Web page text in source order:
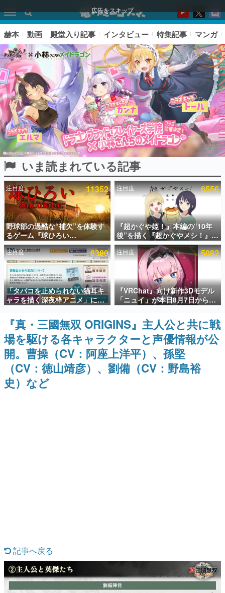
広告をスキップ
ピックアップ
電ファミのいま読まれている記事ランキング
アプリセール情報
インタビュー
連載・特集一覧
殿堂入り記事
SNS拡散数が数千以上！ ページビュー数万以上！ などな
ど。多くの人々に読まれた、電ファミ渾身の“殿堂入り”記
事をまとめました。
ゲームの企画書
名作ゲームクリエイターの方々に製作時のエピソードをお
聞きし、ヒットする企画（ゲーム）とは何か？を探ってい
きます。
赫本
この物語を解いてはいけない。『赫本』は、〈試験問題〉
なんでゲームは面白い？
ゲーム開発者・hamatsu氏がゲームの魅力を画面や操作の
具体的な形から解き明かしていく、硬派で骨太な評論連載
です。
赫本 動画 殿堂入り記事 インタビュー 特集記事 マンガ
いま読まれている記事
注目度 11352
野球部の過酷な“補欠”を体験す
るゲーム『球ひろい
Simulator』が「1件」のウィッ
シュリストをもとにチェコ語に
対応しSNSで話題に。『キング
ダム・カム』開発元やチェコの
プロ野球選手から称賛の声
注目度 6556
『超かぐや姫！』本編の“10年
後”を描く『超かぐやメシ！』
Web連載決定。新たなWebマン
ガレーベル「ビビビコミック」
にて特別話が掲載スタート、あ
のお話には…まだ続きがある！
注目度 6380
「タバコを止められない猫耳キ
ャラを描く深夜枠アニメ」に視
聴者の一部から批判意見。違法
薬物の使用と思しき描写も含め
て、BPOが議論を交わす
注目度 5082
『VRChat』向け新作3Dモデル
「ニュイ」が本日8月7日から
BOOTHにて発売。瞳に光る星
や感情豊かな表情が、小悪魔か
わいい
『真・三國無双 ORIGINS』主人公と共に戦
場を駆ける各キャラクターと声優情報が公
開。曹操（CV：阿座上洋平）、孫堅
（CV：徳山靖彦）、劉備（CV：野島裕
史）など
記事へ戻る